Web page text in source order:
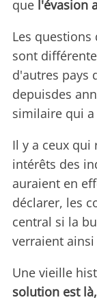
que l'évasion
Les
sont
d'autres pays
depuisdes
similaire qui a
Il y a ceux qui
intérêts des
auraient en
déclarer, les
central si la
verraient
Une vieille
solution est